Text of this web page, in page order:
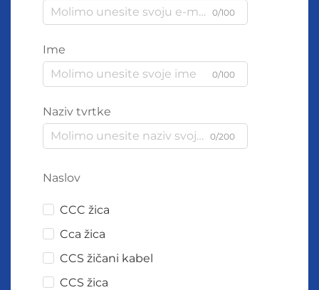
0/100
Ime
0/100
Naziv tvrtke
0/200
Naslov
CCC žica
Cca žica
CCS žičani kabel
CCS žica